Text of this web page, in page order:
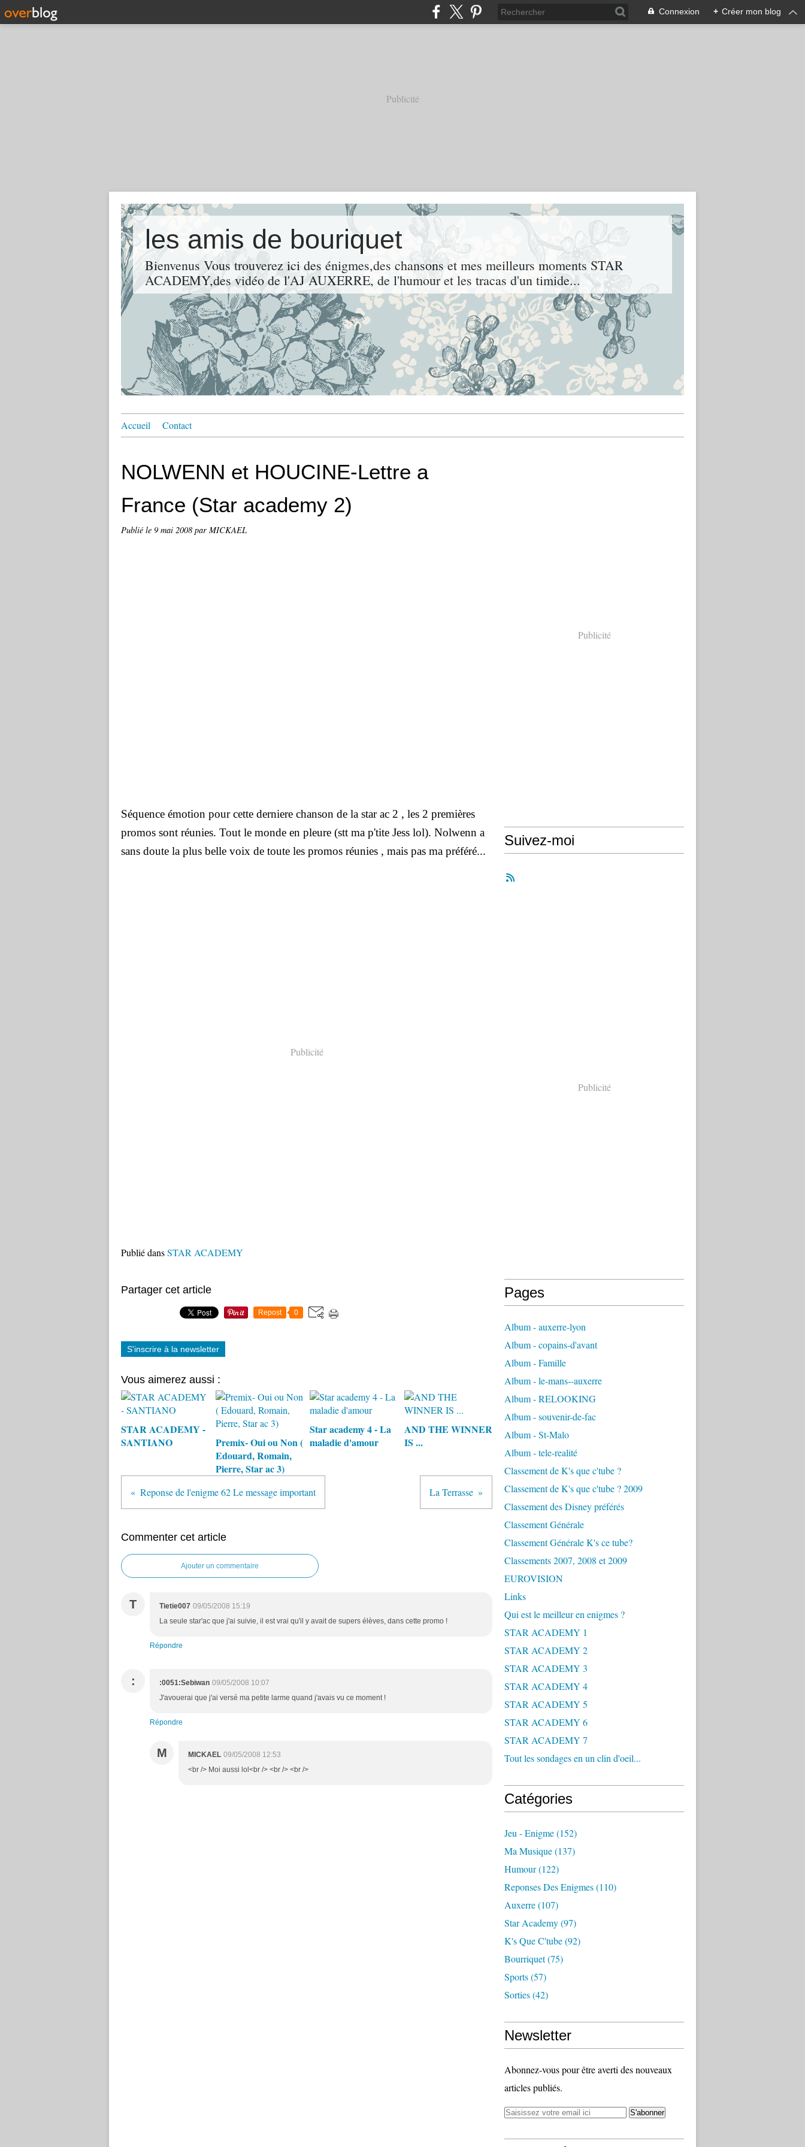
Connexion + Créer mon blog
Publicité
les amis de bouriquet
Bienvenus Vous trouverez ici des énigmes,des chansons et mes meilleurs moments STAR
ACADEMY,des vidéo de l'AJ AUXERRE, de l'humour et les tracas d'un timide...
Accueil Contact
NOLWENN et HOUCINE-Lettre a
France (Star academy 2)
Publié le 9 mai 2008 par MICKAEL
Séquence émotion pour cette derniere chanson de la star ac 2 , les 2 premières
promos sont réunies. Tout le monde en pleure (stt ma p'tite Jess lol). Nolwenn a
sans doute la plus belle voix de toute les promos réunies , mais pas ma préféré...
Publicité
Publié dansSTAR ACADEMY
Partager cet article
Repost 0
S'inscrire à la newsletter
Vous aimerez aussi :
STAR ACADEMY -
SANTIANO
Premix- Oui ou Non (
Edouard, Romain,
Pierre, Star ac 3)
Star academy 4 - La
maladie d'amour
AND THE WINNER
IS ...
Reponse de l'enigme 62 Le message important La Terrasse
Commenter cet article
Ajouter un commentaire
T Tietie007 09/05/2008 15:19
La seule star'ac que j'ai suivie, il est vrai qu'il y avait de supers élèves, dans cette promo !
Répondre
: :0051:Sebiwan 09/05/2008 10:07
J'avouerai que j'ai versé ma petite larme quand j'avais vu ce moment !
Répondre
M MICKAEL 09/05/2008 12:53
<br /> Moi aussi lol<br /> <br /> <br />
Publicité
Suivez-moi
Publicité
Pages
Album - auxerre-lyon
Album - copains-d'avant
Album - Famille
Album - le-mans--auxerre
Album - RELOOKING
Album - souvenir-de-fac
Album - St-Malo
Album - tele-realité
Classement de K's que c'tube ?
Classement de K's que c'tube ? 2009
Classement des Disney préférés
Classement Générale
Classement Générale K's ce tube?
Classements 2007, 2008 et 2009
EUROVISION
Links
Qui est le meilleur en enigmes ?
STAR ACADEMY 1
STAR ACADEMY 2
STAR ACADEMY 3
STAR ACADEMY 4
STAR ACADEMY 5
STAR ACADEMY 6
STAR ACADEMY 7
Tout les sondages en un clin d'oeil...
Catégories
Jeu - Enigme(152)
Ma Musique(137)
Humour(122)
Reponses Des Enigmes(110)
Auxerre(107)
Star Academy(97)
K's Que C'tube(92)
Bourriquet(75)
Sports(57)
Sorties(42)
Newsletter
Abonnez-vous pour être averti des nouveaux
articles publiés.